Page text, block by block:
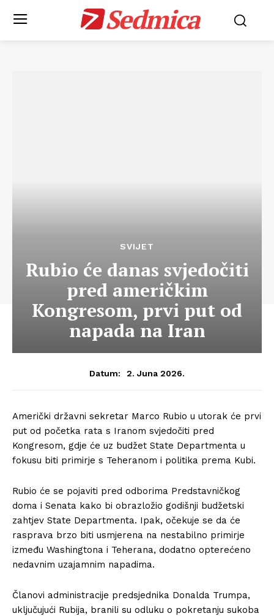
Sedmica
SVIJET
Rubio će danas svjedočiti
pred američkim
Kongresom, prvi put od
napada na Iran
Datum: 2. Juna 2026.
Američki državni sekretar Marco Rubio u utorak će prvi
put od početka rata s Iranom svjedočiti pred
Kongresom, gdje će uz budžet State Departmenta u
fokusu biti primirje s Teheranom i politika prema Kubi.
Rubio će se pojaviti pred odborima Predstavničkog
doma i Senata kako bi obrazložio godišnji budžetski
zahtjev State Departmenta. Ipak, očekuje se da će
rasprava brzo biti usmjerena na nestabilno primirje
između Washingtona i Teherana, dodatno opterećeno
nedavnim uzajamnim napadima.
Članovi administracije predsjednika Donalda Trumpa,
uključujući Rubija, branili su odluku o pokretanju sukoba